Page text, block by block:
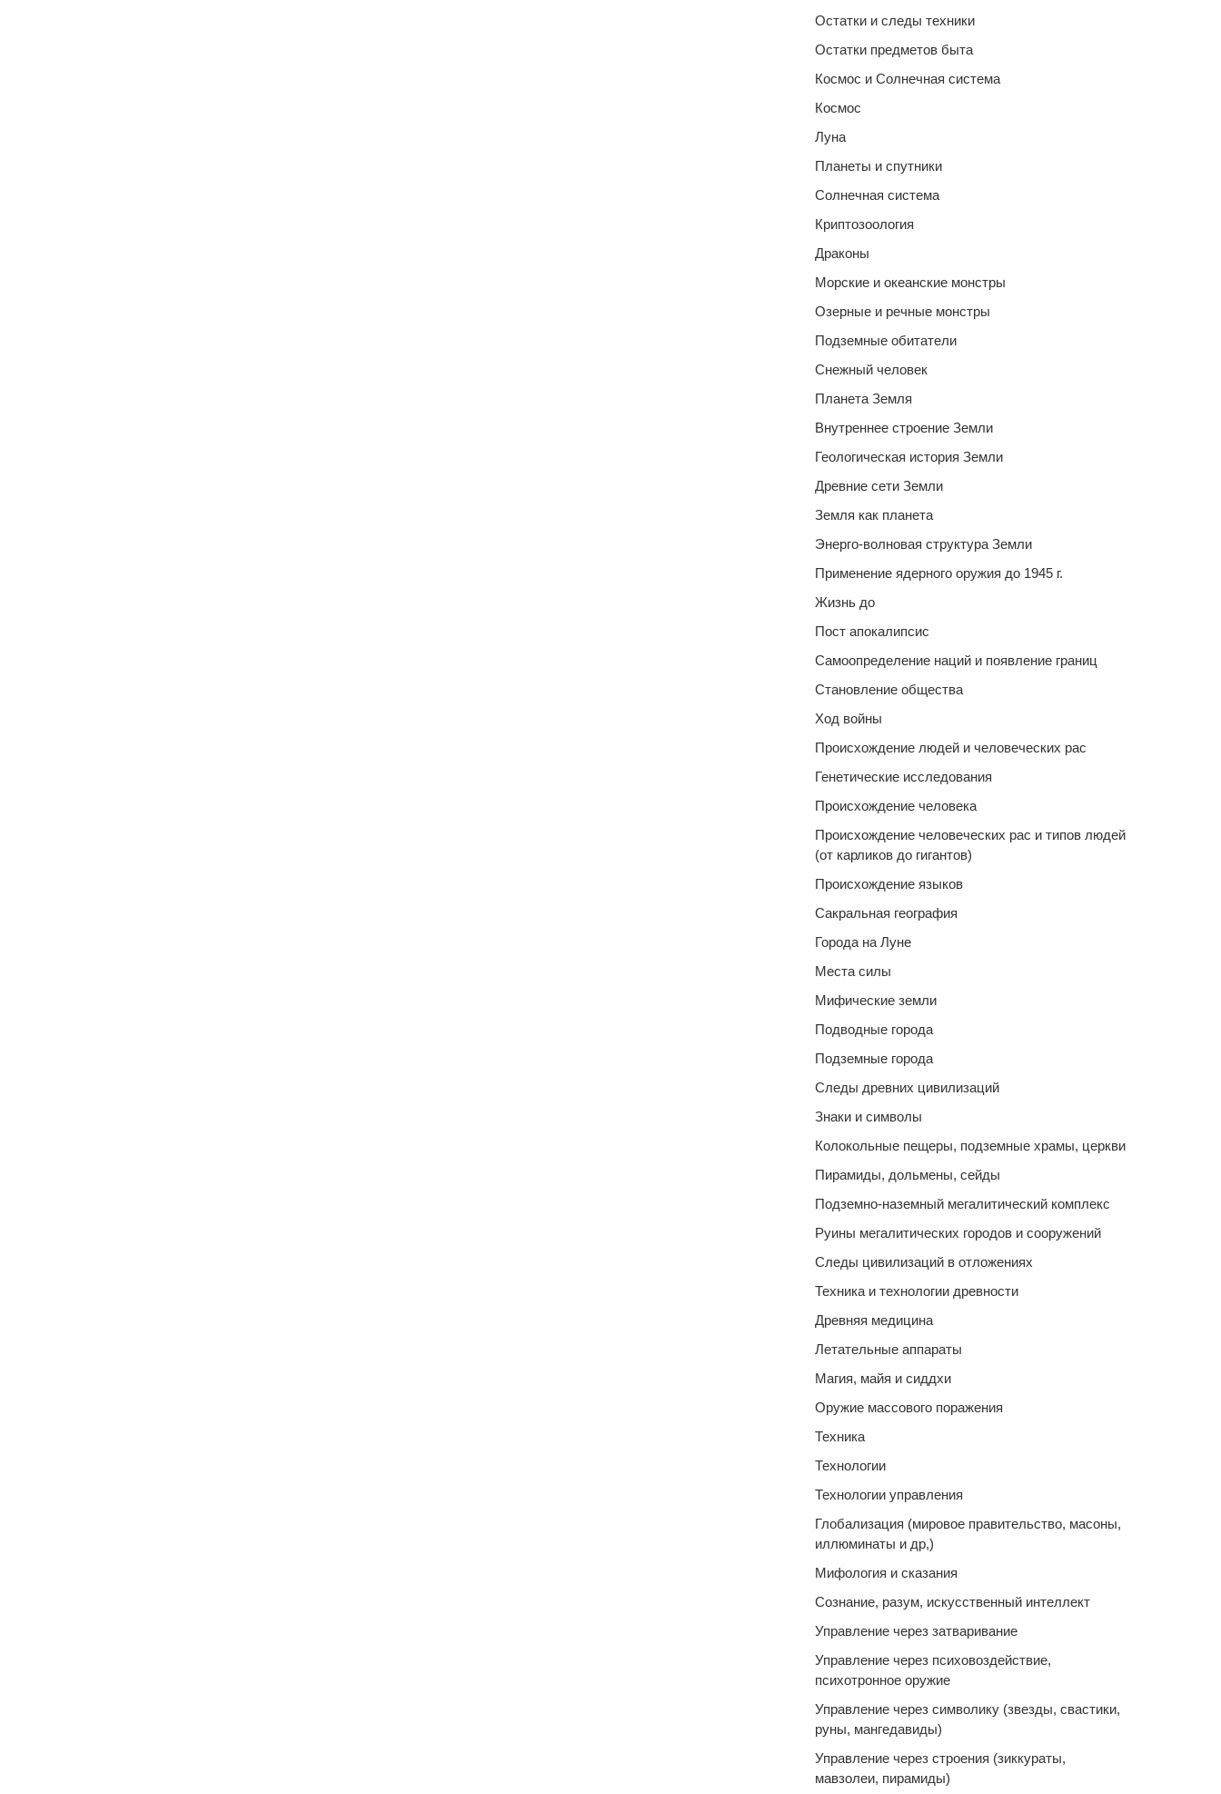
Остатки и следы техники
Остатки предметов быта
Космос и Солнечная система
Космос
Луна
Планеты и спутники
Солнечная система
Криптозоология
Драконы
Морские и океанские монстры
Озерные и речные монстры
Подземные обитатели
Снежный человек
Планета Земля
Внутреннее строение Земли
Геологическая история Земли
Древние сети Земли
Земля как планета
Энерго-волновая структура Земли
Применение ядерного оружия до 1945 г.
Жизнь до
Пост апокалипсис
Самоопределение наций и появление границ
Становление общества
Ход войны
Происхождение людей и человеческих рас
Генетические исследования
Происхождение человека
Происхождение человеческих рас и типов людей
(от карликов до гигантов)
Происхождение языков
Сакральная география
Города на Луне
Места силы
Мифические земли
Подводные города
Подземные города
Следы древних цивилизаций
Знаки и символы
Колокольные пещеры, подземные храмы, церкви
Пирамиды, дольмены, сейды
Подземно-наземный мегалитический комплекс
Руины мегалитических городов и сооружений
Следы цивилизаций в отложениях
Техника и технологии древности
Древняя медицина
Летательные аппараты
Магия, майя и сиддхи
Оружие массового поражения
Техника
Технологии
Технологии управления
Глобализация (мировое правительство, масоны,
иллюминаты и др,)
Мифология и сказания
Сознание, разум, искусственный интеллект
Управление через затваривание
Управление через психовоздействие,
психотронное оружие
Управление через символику (звезды, свастики,
руны, мангедавиды)
Управление через строения (зиккураты,
мавзолеи, пирамиды)